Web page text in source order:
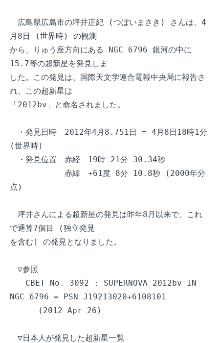
広島県広島市の坪井正紀 (つぼいまさき) さんは、4
月8日 (世界時) の観測
から、りゅう座方向にある NGC 6796 銀河の中に
15.7等の超新星を発見しま
した。この発見は、国際天文学連合電報中央局に報告さ
れ、この超新星は
「2012bv」と命名されました。
・発見日時　2012年4月8.751日 = 4月8日18時1分
(世界時)
・発見位置　赤経　19時 21分 30.34秒
赤緯　+61度 8分 10.8秒 (2000年分
点)
坪井さんによる超新星の発見は昨年8月以来で、これ
で通算7個目 (独立発見
を含む) の発見となりました。
▽参照
CBET No. 3092 : SUPERNOVA 2012bv IN
NGC 6796 = PSN J19213020+6108101
(2012 Apr 26)
▽日本人が発見した超新星一覧